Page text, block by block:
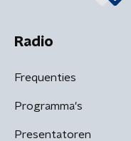
Radio
Frequenties
Programma's
Presentatoren